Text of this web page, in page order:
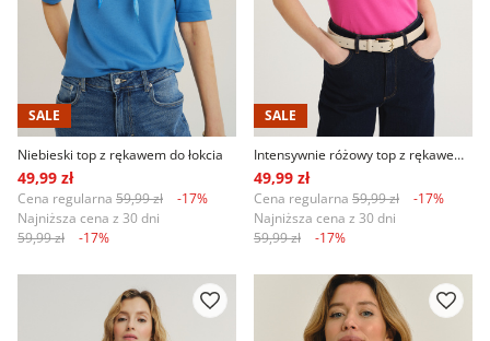
SALE
Niebieski top z rękawem do łokcia
49,99 zł
Cena regularna 59,99 zł
-17%
Najniższa cena z 30 dni
59,99 zł
-17%
SALE
Intensywnie różowy top z rękawem do łokcia
49,99 zł
Cena regularna 59,99 zł
-17%
Najniższa cena z 30 dni
59,99 zł
-17%